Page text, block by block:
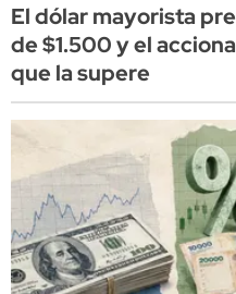
El dólar mayorista
de $1.500 y el
que la supere